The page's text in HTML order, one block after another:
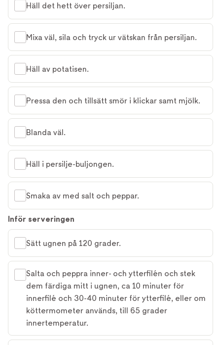
Häll det hett över persiljan.
Mixa väl, sila och tryck ur vätskan från persiljan.
Häll av potatisen.
Pressa den och tillsätt smör i klickar samt mjölk.
Blanda väl.
Häll i persilje-buljongen.
Smaka av med salt och peppar.
Inför serveringen
Sätt ugnen på 120 grader.
Salta och peppra inner- och ytterfilén och stek
dem färdiga mitt i ugnen, ca 10 minuter för
innerfilé och 30-40 minuter för ytterfilé, eller om
köttermometer används, till 65 grader
innertemperatur.